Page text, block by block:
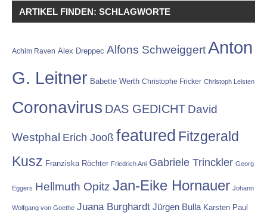
ARTIKEL FINDEN: SCHLAGWORTE
Achim Raven Alex Dreppec Alfons SchweiggertAnton
G. Leitner Babette Werth Christophe Fricker Christoph Leisten
Coronavirus DAS GEDICHT David
Westphal Erich Jooß featured Fitzgerald
Kusz Franziska Röchter Friedrich Ani Gabriele Trinckler Georg
Eggers Hellmuth Opitz Jan-Eike Hornauer Johann
Wolfgang von Goethe Juana Burghardt Jürgen Bulla Karsten Paul